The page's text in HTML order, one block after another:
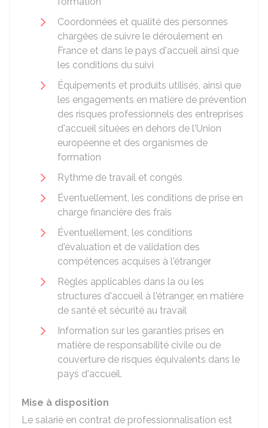
Coordonnées et qualité des personnes
chargées de suivre le déroulement en
France et dans le pays d'accueil ainsi que
les conditions du suivi
Équipements et produits utilisés, ainsi que
les engagements en matière de prévention
des risques professionnels des entreprises
d'accueil situées en dehors de l'Union
européenne et des organismes de
formation
Rythme de travail et congés
Éventuellement, les conditions de prise en
charge financière des frais
Éventuellement, les conditions
d'évaluation et de validation des
compétences acquises à l'étranger
Règles applicables dans la ou les
structures d'accueil à l'étranger, en matière
de santé et sécurité au travail
Information sur les garanties prises en
matière de responsabilité civile ou de
couverture de risques équivalents dans le
pays d'accueil.
Mise à disposition
Le salarié en contrat de professionnalisation est